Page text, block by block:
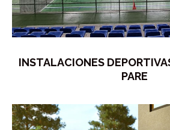
INSTALACIONES
PARE